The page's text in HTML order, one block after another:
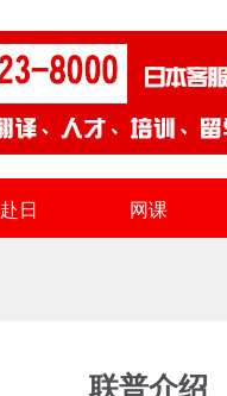
赴日 网课
联普介绍